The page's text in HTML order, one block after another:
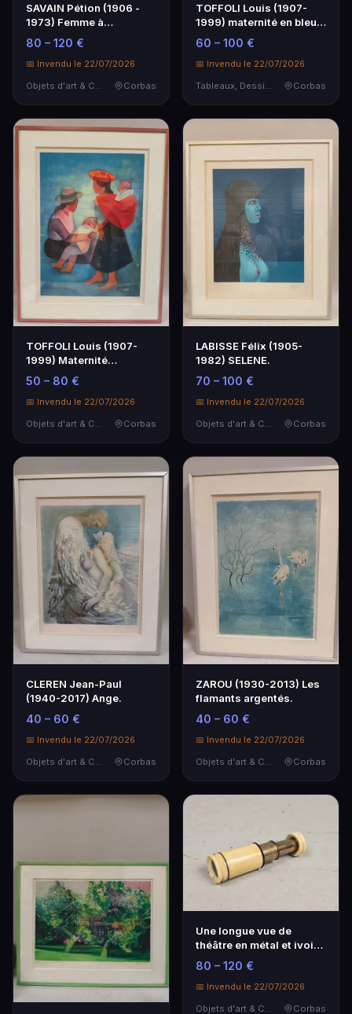
SAVAIN Pétion (1906 -
1973) Femme à
l'enfant.Technique
mixte…
80 – 120 €
📅 Invendu le 22/07/2026
Objets d'art & Curiosités
Corbas
TOFFOLI Louis (1907-
1999) maternité en bleu.
Lithographie si…
60 – 100 €
📅 Invendu le 22/07/2026
Tableaux, Dessins & Estampes
Corbas
TOFFOLI Louis (1907-
1999) Maternité
colombienne.
50 – 80 €
📅 Invendu le 22/07/2026
Objets d'art & Curiosités
Corbas
LABISSE Félix (1905-
1982) SELENE.
70 – 100 €
📅 Invendu le 22/07/2026
Objets d'art & Curiosités
Corbas
CLEREN Jean-Paul
(1940-2017) Ange.
40 – 60 €
📅 Invendu le 22/07/2026
Objets d'art & Curiosités
Corbas
ZAROU (1930-2013) Les
flamants argentés.
40 – 60 €
📅 Invendu le 22/07/2026
Objets d'art & Curiosités
Corbas
Une longue vue de
théâtre en métal et ivoire
marquée Victori…
80 – 120 €
📅 Invendu le 22/07/2026
Objets d'art & Curiosités
Corbas